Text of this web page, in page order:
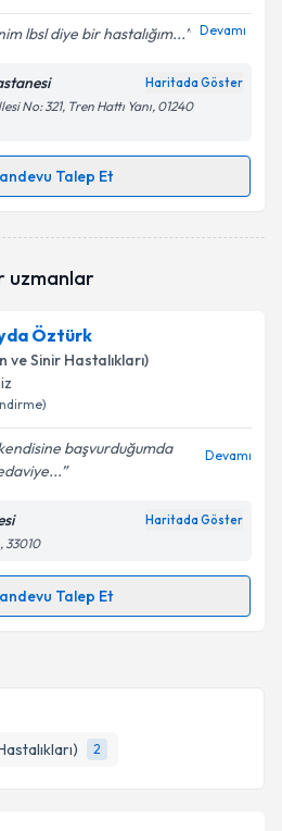
2
işlenmesine ilişkin
ve kişisel verilerimin belirtilen
kabul ediyorum.
lbsl diye bir hastalığım... Devamı
Haritada Göster
No: 321, Tren Hattı Yanı, 01240
Talep Et
Talebi
randevu almanız için bir
işlenmesine ilişkinAydınlatma
ve kişisel verilerimin belirtilen
uzmanlar
Öztürk
ve Sinir Hastalıkları)
başvurduğumda
Devamı
Haritada Göster
33010
Talep Et
Talebi
e-posta ile bilgilendireceğiz.